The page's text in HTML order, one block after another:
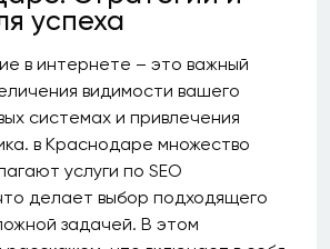
успеха
в интернете – это важный
видимости вашего
системах и привлечения
в Краснодаре множество
услуги по SEO
делает выбор подходящего
задачей. В этом